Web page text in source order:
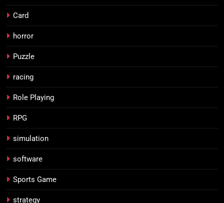
Card
horror
Puzzle
racing
Role Playing
RPG
simulation
software
Sports Game
strategy